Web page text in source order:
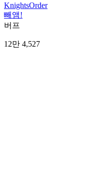
KnightsOrder
빼앰!
버프
12만 4,527